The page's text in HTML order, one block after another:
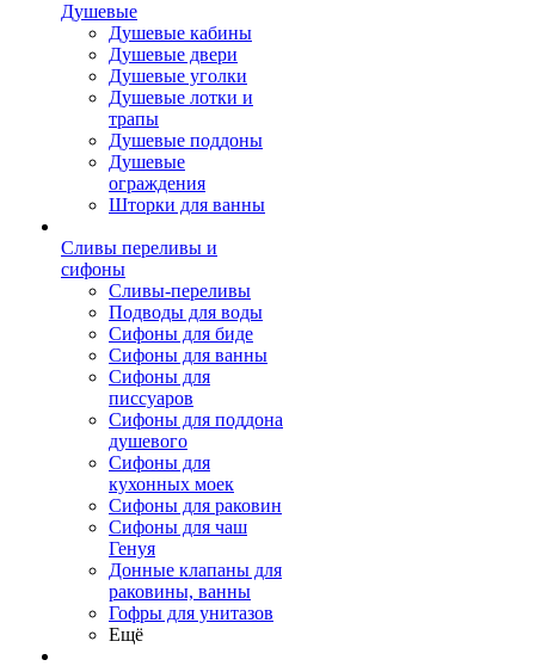
Душевые
Душевые кабины
Душевые двери
Душевые уголки
Душевые лотки и
трапы
Душевые поддоны
Душевые
ограждения
Шторки для ванны
Сливы переливы и
сифоны
Сливы-переливы
Подводы для воды
Сифоны для биде
Сифоны для ванны
Сифоны для
писсуаров
Сифоны для поддона
душевого
Сифоны для
кухонных моек
Сифоны для раковин
Сифоны для чаш
Генуя
Донные клапаны для
раковины, ванны
Гофры для унитазов
Ещё